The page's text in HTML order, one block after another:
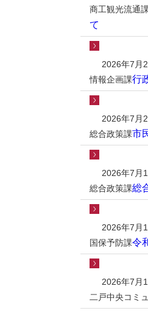
商工観光流通課
て
2026年7月
情報企画課行
2026年7月
総合政策課市
2026年7月
総合政策課総
2026年7月
国保予防課令
2026年7月
二戸中央コミ